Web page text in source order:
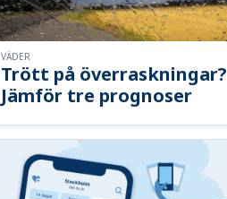
Trött på överraskningar?
Jämför tre prognoser
VÄDER